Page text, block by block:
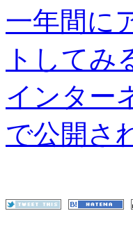
一年間に
トしてみ
インター
で公開さ